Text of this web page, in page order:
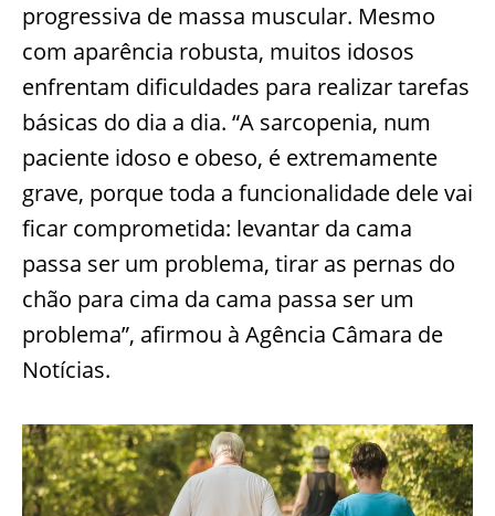
progressiva de massa muscular. Mesmo
com aparência robusta, muitos idosos
enfrentam dificuldades para realizar tarefas
básicas do dia a dia. “A sarcopenia, num
paciente idoso e obeso, é extremamente
grave, porque toda a funcionalidade dele vai
ficar comprometida: levantar da cama
passa ser um problema, tirar as pernas do
chão para cima da cama passa ser um
problema”, afirmou à Agência Câmara de
Notícias.